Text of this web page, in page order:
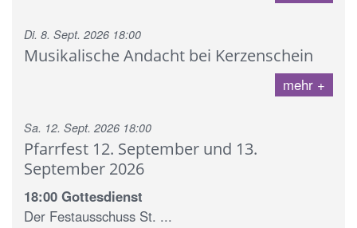
Musikalische Andacht bei Kerzenschein
Di. 8. Sept. 2026 18:00
mehr
Pfarrfest 12. September und 13.
September 2026
Sa. 12. Sept. 2026 18:00
18:00 Gottesdienst
Der Festausschuss St. ...